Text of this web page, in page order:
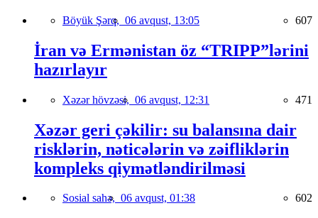
Böyük Şərq, 06 avqust, 13:05 607
İran və Ermənistan öz “TRIPP”lərini
hazırlayır
Xəzər hövzəsi, 06 avqust, 12:31 471
Xəzər geri çəkilir: su balansına dair
risklərin, nəticələrin və zəifliklərin
kompleks qiymətləndirilməsi
Sosial sahə, 06 avqust, 01:38 602